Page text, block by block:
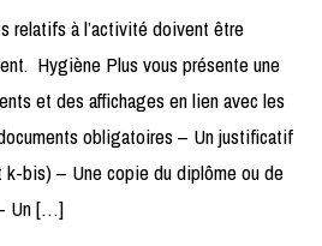
relatifs à l’activité doivent être
Hygiène Plus vous présente une
et des affichages en lien avec les
obligatoires – Un justificatif
bis) – Une copie du diplôme ou de
Un […]